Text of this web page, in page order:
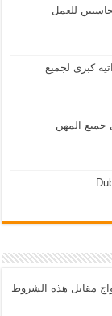
ومحاسبين للعمل
إماراتية كبرى لجميع
عمل في قطر 2024 تشمل جميع المهن
مقابل هذه الشروط